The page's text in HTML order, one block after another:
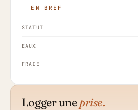
EN BREF
STATUT
EAUX
FRAIE
Logger uneprise.